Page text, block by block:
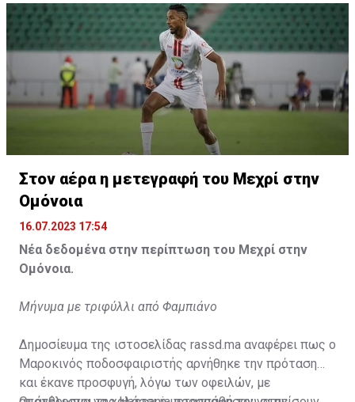
Στον αέρα η μετεγραφή του Μεχρί στην
Ομόνοια
16.07.2023 17:54
Νέα δεδομένα στην περίπτωση του Μεχρί στην
Ομόνοια.
Μήνυμα με τριφύλλι από Φαμπιάνο
Δημοσίευμα της ιστοσελίδας rassd.ma αναφέρει πως ο
Μαροκινός ποδοσφαιριστής αρνήθηκε την πρόταση
και έκανε προσφυγή, λόγω των οφειλών, με